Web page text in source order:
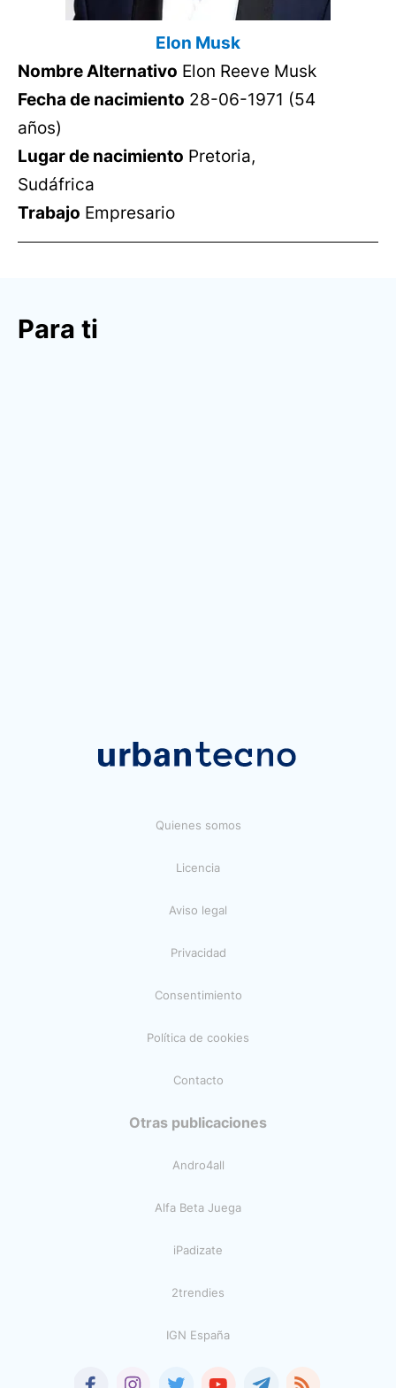
Elon Musk
Nombre Alternativo Elon Reeve Musk
Fecha de nacimiento 28-06-1971 (54
años)
Lugar de nacimiento Pretoria,
Sudáfrica
Trabajo Empresario
Para ti
Quienes somos
Licencia
Aviso legal
Privacidad
Consentimiento
Política de cookies
Contacto
Otras publicaciones
Andro4all
Alfa Beta Juega
iPadizate
2trendies
IGN España